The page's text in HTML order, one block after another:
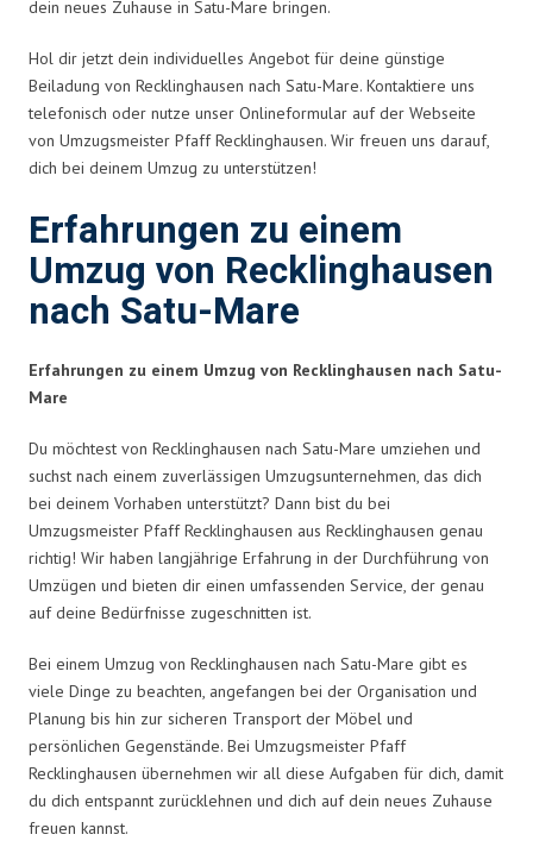
dein neues Zuhause in Satu-Mare bringen.
Hol dir jetzt dein individuelles Angebot für deine günstige
Beiladung von Recklinghausen nach Satu-Mare. Kontaktiere uns
telefonisch oder nutze unser Onlineformular auf der Webseite
von Umzugsmeister Pfaff Recklinghausen. Wir freuen uns darauf,
dich bei deinem Umzug zu unterstützen!
Erfahrungen zu einem
Umzug von Recklinghausen
nach Satu-Mare
Erfahrungen zu einem Umzug von Recklinghausen nach Satu-
Mare
Du möchtest von Recklinghausen nach Satu-Mare umziehen und
suchst nach einem zuverlässigen Umzugsunternehmen, das dich
bei deinem Vorhaben unterstützt? Dann bist du bei
Umzugsmeister Pfaff Recklinghausen aus Recklinghausen genau
richtig! Wir haben langjährige Erfahrung in der Durchführung von
Umzügen und bieten dir einen umfassenden Service, der genau
auf deine Bedürfnisse zugeschnitten ist.
Bei einem Umzug von Recklinghausen nach Satu-Mare gibt es
viele Dinge zu beachten, angefangen bei der Organisation und
Planung bis hin zur sicheren Transport der Möbel und
persönlichen Gegenstände. Bei Umzugsmeister Pfaff
Recklinghausen übernehmen wir all diese Aufgaben für dich, damit
du dich entspannt zurücklehnen und dich auf dein neues Zuhause
freuen kannst.